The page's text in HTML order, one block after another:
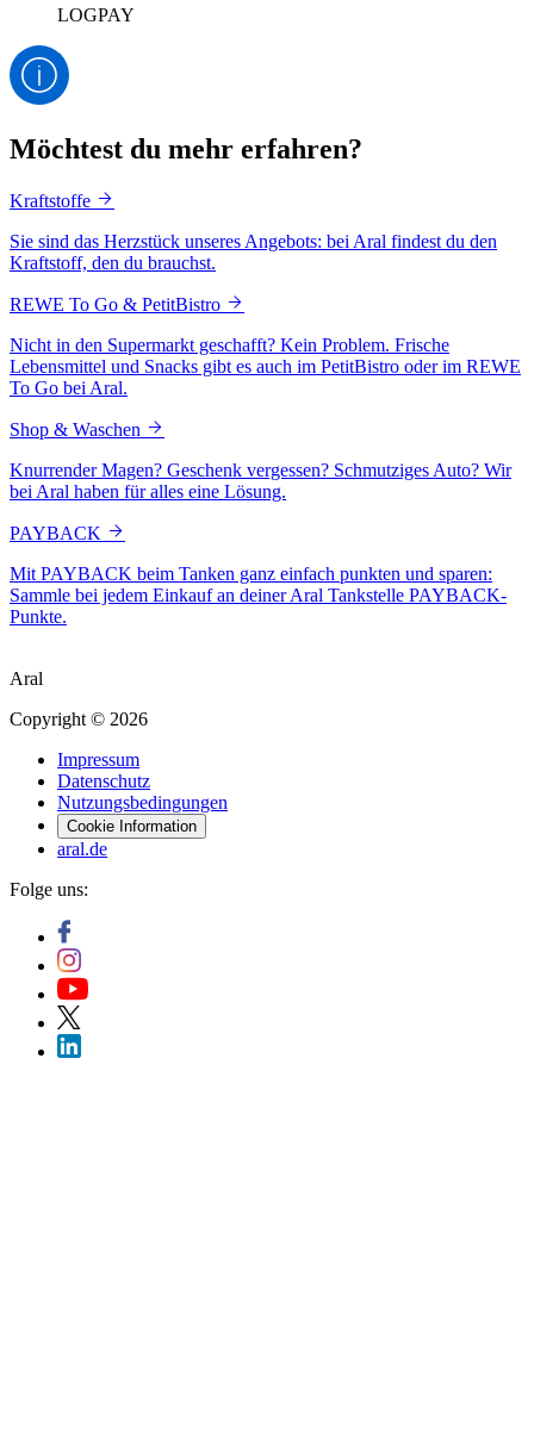
LOGPAY
Möchtest du mehr erfahren?
Kraftstoffe
Sie sind das Herzstück unseres Angebots: bei Aral findest du den
Kraftstoff, den du brauchst.
REWE To Go & PetitBistro
Nicht in den Supermarkt geschafft? Kein Problem. Frische
Lebensmittel und Snacks gibt es auch im PetitBistro oder im REWE
To Go bei Aral.
Shop & Waschen
Knurrender Magen? Geschenk vergessen? Schmutziges Auto? Wir
bei Aral haben für alles eine Lösung.
PAYBACK
Mit PAYBACK beim Tanken ganz einfach punkten und sparen:
Sammle bei jedem Einkauf an deiner Aral Tankstelle PAYBACK-
Punkte.
Aral
Copyright © 2026
Impressum
Datenschutz
Nutzungsbedingungen
Cookie Information
aral.de
Folge uns: